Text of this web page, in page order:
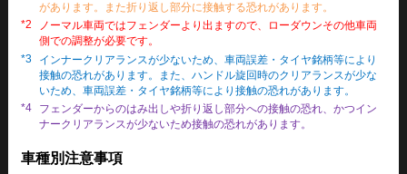
があります。また折り返し部分に接触する恐れがあります。
*2
ノーマル車両ではフェンダーより出ますので、ローダウンその他車両
側での調整が必要です。
*3
インナークリアランスが少ないため、車両誤差・タイヤ銘柄等により
接触の恐れがあります。また、ハンドル旋回時のクリアランスが少な
いため、車両誤差・タイヤ銘柄等により接触の恐れがあります。
*4
フェンダーからのはみ出しや折り返し部分への接触の恐れ、かつイン
ナークリアランスが少ないため接触の恐れがあります。
車種別注意事項